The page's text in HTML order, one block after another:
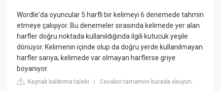
Wordle'da oyuncular 5 harfli bir kelimeyi 6 denemede tahmin
etmeye çalışıyor. Bu denemeler sırasında kelimede yer alan
harfler doğru noktada kullanıldığında ilgili kutucuk yeşile
dönüyor. Kelimenin içinde olup da doğru yerde kullanılmayan
harfler sarıya, kelimede var olmayan harflerse griye
boyanıyor.
Kaynak kaldırma talebi |Cevabın tamamını burada okuyun: